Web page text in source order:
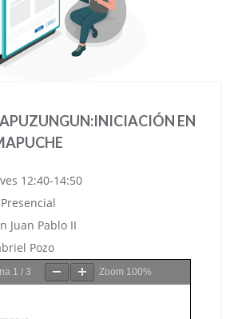
EN
12:40-14:50
Juan Pablo II
Pozo
1 / 3 Zoom 100%